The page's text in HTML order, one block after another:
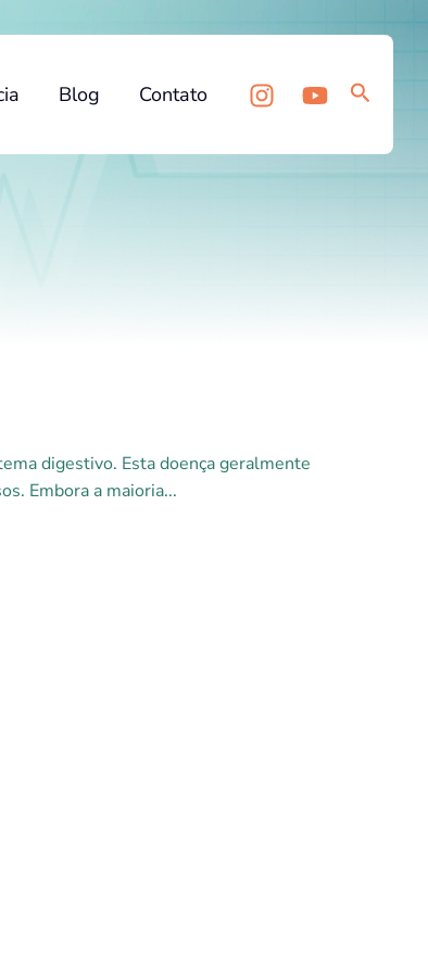
Blog Contato
digestivo. Esta doença geralmente
Embora a maioria...